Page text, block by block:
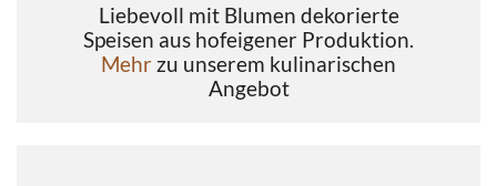
Liebevoll mit Blumen dekorierte
Speisen aus hofeigener Produktion.
Mehr zu unserem kulinarischen
Angebot